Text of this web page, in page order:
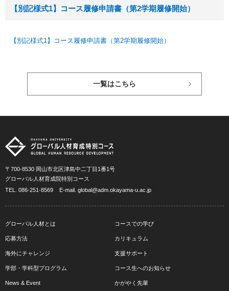
【別記様式1】コース履修申請書（第2学期履修開始）
【別記様式1】コース履修申請書（第2学期履修開始）
一覧はこちら
〒700-8530 岡山市北区津島中二丁目1番1号
グローバル人材育成院特別コース
TEL. 086-251-8569 E-mail. global@adm.okayama-u.ac.jp
グローバル人材とは コースでの学び
応募方法 カリキュラム
海外にチャレンジ 支援サポート
学部・学科型プログラム コース生へのお知らせ
News & Event かがやく先輩